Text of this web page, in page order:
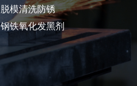
脱模清洗防锈
钢铁氧化发黑剂